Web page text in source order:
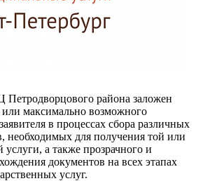
района заложен
максимально возможного
в процессах сбора различных
необходимых для получения той или
услуги, а также прозрачного и
документов на всех этапах
услуг.